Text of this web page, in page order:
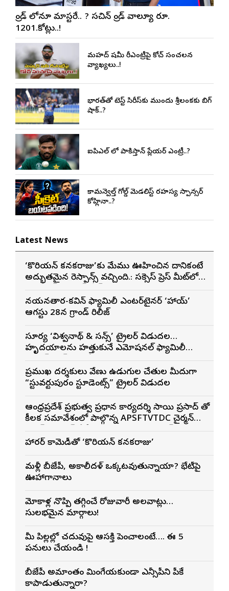
బ్రాండ్ లోనూ మాస్టరే.. ? సచిన్ బ్రాండ్ వాల్యూ రూ.
1201.కోట్లు..!
మహ్మద్ షమీ రీఎంట్రీపై కోచ్ సంచలన
వ్యాఖ్యలు..!
భారత్‌తో టెస్ట్ సిరీస్‌కు ముందు శ్రీలంకకు బిగ్
షాక్..?
ఐపిఎల్ లో పాకిస్తాన్ ప్లేయర్ ఎంట్రీ..?
కామన్వెల్త్ గోల్డ్ మెడలిస్ట్ రహస్య స్పాన్సర్
కోహ్లినా..?
Latest News
‘కొరియన్ కనకరాజు’కు మేము ఊహించిన దానికంటే
అద్భుతమైన రెస్పాన్స్ వచ్చింది.: సక్సెస్ ప్రెస్ మీట్‌లో
నయనతార-కవిన్ ఫ్యామిలీ ఎంటర్‌టైనర్ ‘హాయ్’
ఆగస్టు 28న గ్రాండ్ రిలీజ్
సూర్య ‘విశ్వనాథ్ & సన్స్’ ట్రైలర్ విడుదల…
హృదయాలను హత్తుకునే ఎమోషనల్ ఫ్యామిలీ
ప్రముఖ దర్శకులు వేణు ఉడుగుల చేతుల మీదుగా
“స్టువర్టుపురం స్టూడెంట్స్” ట్రైలర్ విడుదల
ఆంధ్రప్రదేశ్ ప్రభుత్వ ప్రధాన కార్యదర్శి సాయి ప్రసాద్ తో
కీలక సమావేశంలో పాల్గొన్న APSFTVTDC చైర్మన్
శాఖల అధికారులు
హారర్ కామెడీతో ‘కొరియన్ కనకరాజు’
మళ్లీ బీజేపీ, అకాలీదళ్ ఒక్కటవుతున్నాయా? భేటీపై
ఊహాగానాలు
మోకాళ్ల నొప్పి తగ్గించే రోజువారీ అలవాట్లు…
సులభమైన మార్గాలు!
మీ పిల్లల్లో చదువుపై ఆసక్తి పెంచాలంటే…. ఈ 5
పనులు చేయండి !
బీజేపీ అమాంతం మింగేయకుండా ఎన్సీపీని పీకే
కాపాడుతున్నారా?